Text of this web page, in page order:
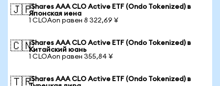
🇯🇵iShares AAA CLO Active ETF (Ondo Tokenized) в
Японская иена
1 CLOAon равен 8 322,69 ¥
🇨🇳iShares AAA CLO Active ETF (Ondo Tokenized) в
Китайский юань
1 CLOAon равен 355,84 ¥
🇹🇷iShares AAA CLO Active ETF (Ondo Tokenized) в